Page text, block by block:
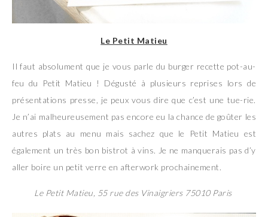
Le Petit Matieu
Il faut absolument que je vous parle du burger recette pot-au-
feu du Petit Matieu ! Dégusté à plusieurs reprises lors de
présentations presse, je peux vous dire que c’est une tue-rie.
Je n’ai malheureusement pas encore eu la chance de goûter les
autres plats au menu mais sachez que le Petit Matieu est
également un très bon bistrot à vins. Je ne manquerais pas d’y
aller boire un petit verre en afterwork prochainement.
Le Petit Matieu, 55 rue des Vinaigriers 75010 Paris